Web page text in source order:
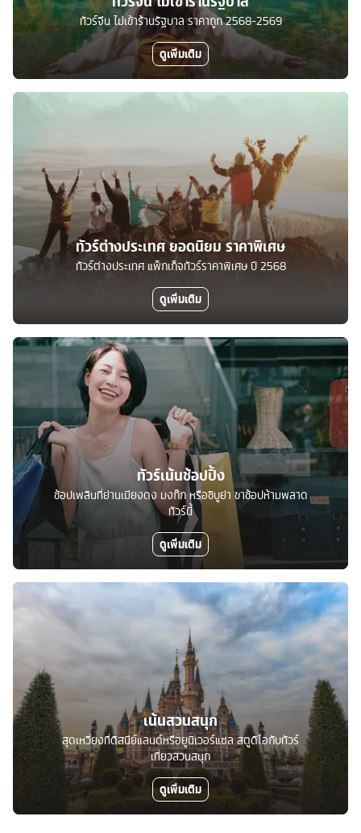
ทัวร์จีน ไม่เข้าร้านรัฐบาล ราคาถูก 2568-2569
ดูเพิ่มเติม
ทัวร์ต่างประเทศ ยอดนิยม ราคาพิเศษ
ทัวร์ต่างประเทศ แพ็กเก็จทัวร์ราคาพิเศษ ปี 2568
ดูเพิ่มเติม
ทัวร์เน้นช้อปปิ้ง
ช้อปเพลินที่ย่านเมียงดง มงก๊ก หรือชิบูย่า ขาช้อปห้ามพลาด
ทัวร์นี้
ดูเพิ่มเติม
เน้นสวนสนุก
สุดเหวี่ยงที่ดิสนีย์แลนด์หรือยูนิเวอร์แซล สตูดิโอกับทัวร์
เที่ยวสวนสนุก
ดูเพิ่มเติม